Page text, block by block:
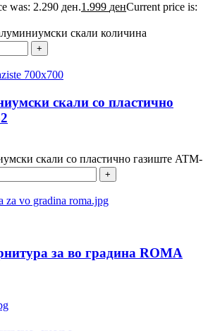
was: 2.290 ден.1.999 денCurrent price is:
скали количина
скали со пластично
скали со пластично газиште ATM-
за во градина ROMA